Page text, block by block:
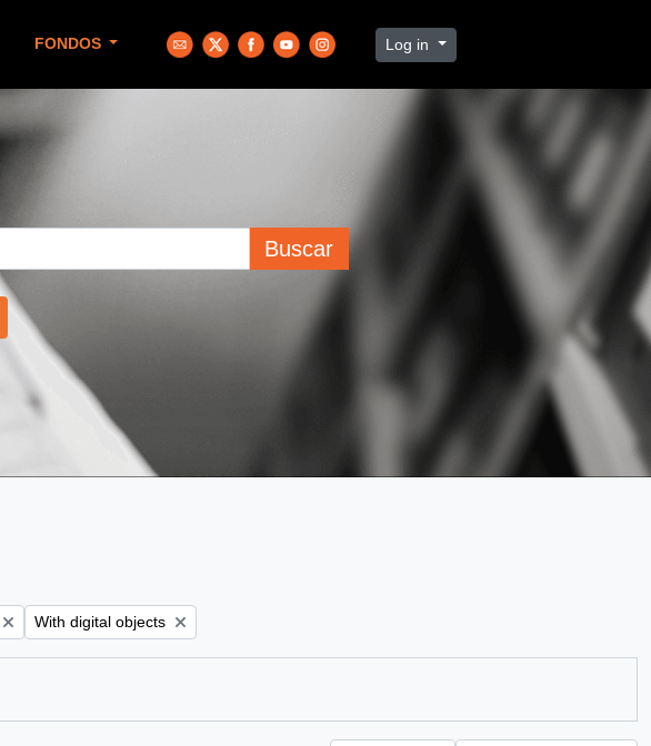
FONDOS Log in
Buscar
Remove filter:
With digital objects